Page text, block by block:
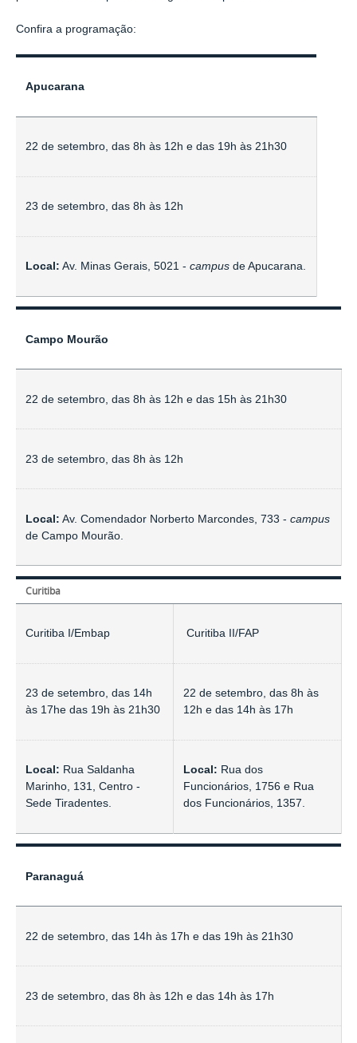
Confira a programação:
Apucarana
22 de setembro, das 8h às 12h e das 19h às 21h30
23 de setembro, das 8h às 12h
Local: Av. Minas Gerais, 5021 -campusde Apucarana.
Campo Mourão
22 de setembro, das 8h às 12h e das 15h às 21h30
23 de setembro, das 8h às 12h
Local: Av. Comendador Norberto Marcondes, 733 -campus
de Campo Mourão.
Curitiba
Curitiba I/Embap Curitiba II/FAP
23 de setembro, das 14h
às 17he das 19h às 21h30
22 de setembro, das 8h às
12h e das 14h às 17h
Local: Rua Saldanha
Marinho, 131, Centro -
Sede Tiradentes.
Local: Rua dos
Funcionários, 1756 e Rua
dos Funcionários, 1357.
Paranaguá
22 de setembro, das 14h às 17h e das 19h às 21h30
23 de setembro, das 8h às 12h e das 14h às 17h